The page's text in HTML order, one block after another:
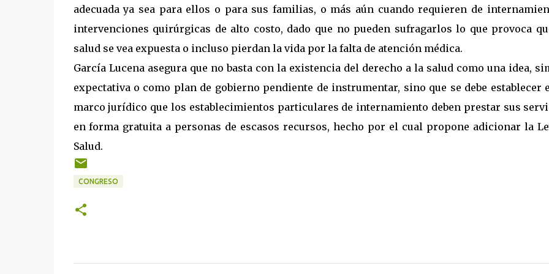
adecuada ya sea para ellos o para sus familias, o más aún cuando requieren de
intervenciones quirúrgicas de alto costo, dado que no pueden sufragarlos lo que provoca
salud se vea expuesta o incluso pierdan la vida por la falta de atención médica.
García Lucena asegura que no basta con la existencia del derecho a la salud como una idea,
expectativa o como plan de gobierno pendiente de instrumentar, sino que se debe establecer
marco jurídico que los establecimientos particulares de internamiento deben prestar sus
en forma gratuita a personas de escasos recursos, hecho por el cual propone adicionar la
Salud.
CONGRESO